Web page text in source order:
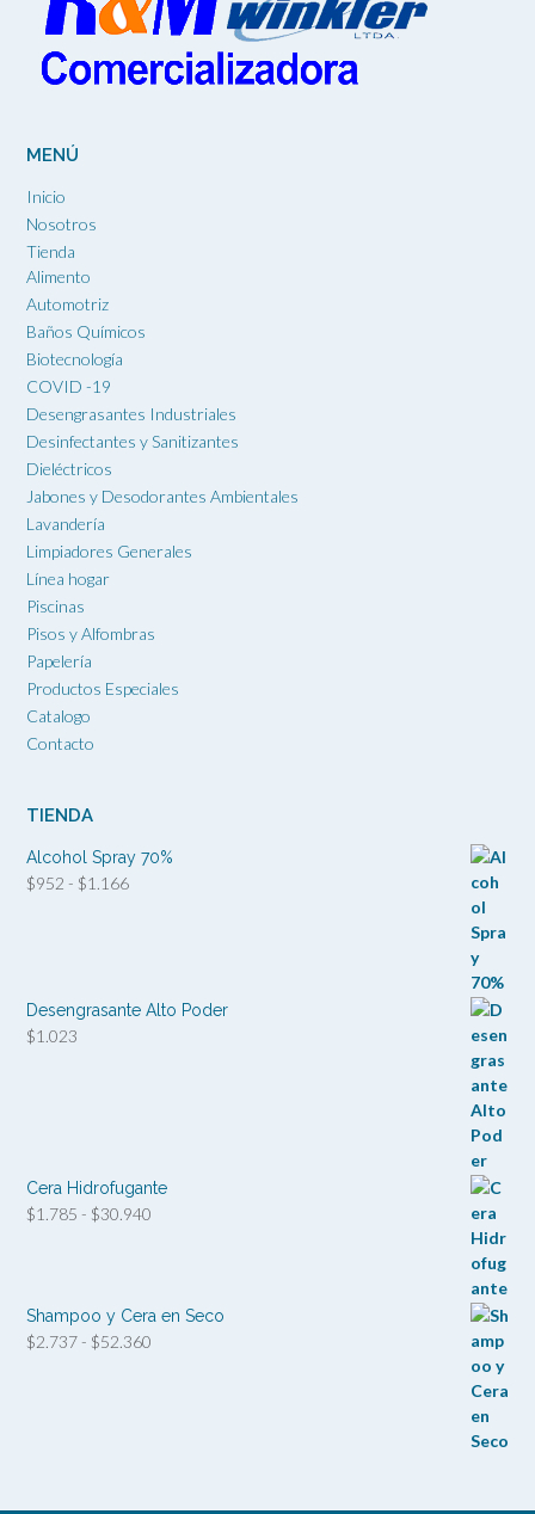
MENÚ
Inicio
Nosotros
Tienda
Alimento
Automotriz
Baños Químicos
Biotecnología
COVID -19
Desengrasantes Industriales
Desinfectantes y Sanitizantes
Dieléctricos
Jabones y Desodorantes Ambientales
Lavandería
Limpiadores Generales
Línea hogar
Piscinas
Pisos y Alfombras
Papelería
Productos Especiales
Catalogo
Contacto
TIENDA
Alcohol Spray 70%
$952 - $1.166Rango
hasta
Desengrasante Alto Poder
$1.023
Cera Hidrofugante
$1.785 - $30.940
$1.785
Shampoo y Cera en Seco
$2.737- $52.360